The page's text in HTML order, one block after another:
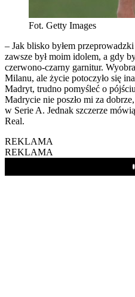
Fot. Getty Images
– Jak blisko byłem
zawsze był moim idolem, a gdy
czerwono-czarny garnitur.
Milanu, ale życie potoczyło się
Madryt, trudno pomyśleć o
Madrycie nie poszło mi za
w Serie A. Jednak szczerze
Real.
REKLAMA
REKLAMA